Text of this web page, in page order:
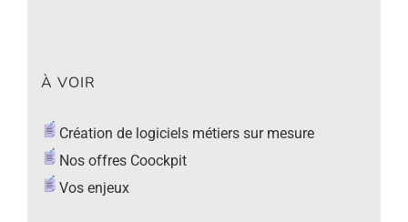
À VOIR
Création de logiciels métiers sur mesure
Nos offres Coockpit
Vos enjeux